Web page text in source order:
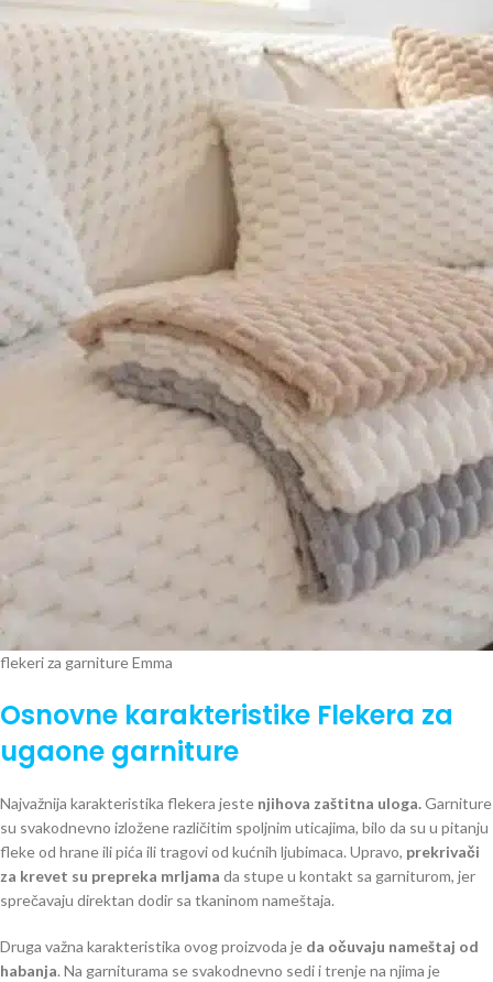
flekeri za garniture Emma
Osnovne karakteristike Flekera za
ugaone garniture
Najvažnija karakteristika flekera jeste njihova zaštitna uloga.Garniture
su svakodnevno izložene različitim spoljnim uticajima, bilo da su u pitanju
fleke od hrane ili pića ili tragovi od kućnih ljubimaca. Upravo, prekrivači
za krevet su prepreka mrljama da stupe u kontakt sa garniturom, jer
sprečavaju direktan dodir sa tkaninom nameštaja.
Druga važna karakteristika ovog proizvoda je da očuvaju nameštaj od
habanja. Na garniturama se svakodnevno sedi i trenje na njima je